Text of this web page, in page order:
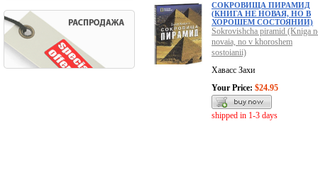
СОКРОВИЩА ПИРАМИД
(КНИГА НЕ НОВАЯ, НО В
ХОРОШЕМ СОСТОЯНИИ)
Sokrovishcha piramid (Kniga
novaia, no v khoroshem
sostoianii)
Хавасс Захи
Your Price: $24.95
shipped in 1-3 days